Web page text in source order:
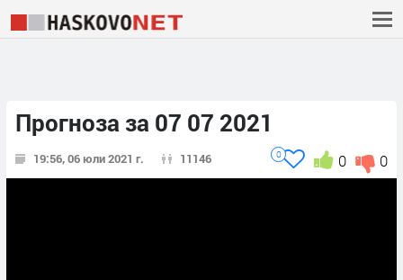
Прогноза за 07 07 2021
19:56, 06 юли 2021 г. 11146 0
0
0